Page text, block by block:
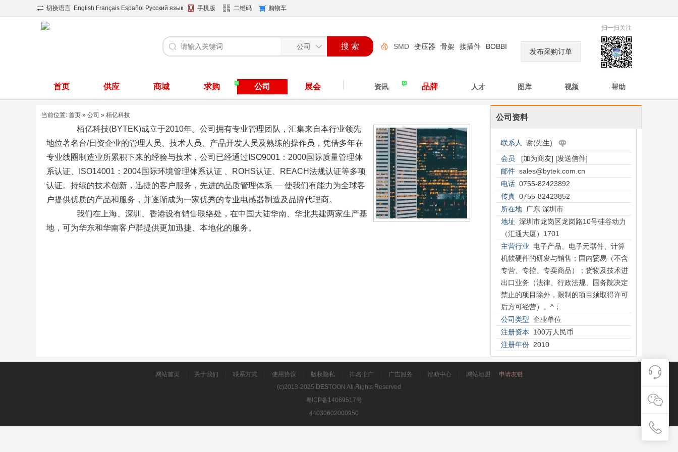
切换语言 English Français Español Русский язык 手机版 二维码 购物车
SMD 变压器 骨架 接插件 BOBBI
发布采购订单
扫一扫关注
首页 供应 商城 求购 公司 展会 资讯 品牌 人才 图库 视频 帮助
当前位置: 首页 » 公司 » 栢亿科技
栢亿科技(BYTEK)成立于2010年。公司拥有专业管理团队，汇集来自本行业领先
地位著名台/日资企业的管理人员、技术人员、产品开发人员及熟练的操作员，凭借多年在
专业线圈制造业所累积下来的经验与技术，公司已经通过ISO9001：2000国际质量管理体
系认证、ISO14001：2004国际环境管理体系认证 、ROHS认证、REACH法规认证等多项
认证。 持续的技术创新，迅捷的客户服务，先进的品质管理体系 — 使我们有能力为全球客
户提供优质的产品和服务，并逐渐成为一家优秀的专业电感器制造及品牌代理商。
我们在上海、深圳、香港设有销售联络处，在中国大陆华南、华北共建两家生产基
地，可为华东和华南客户群提供更加迅捷、本地化的服务。
公司资料
联系人
谢(先生)
会员
[加为商友] [发送信件]
邮件 sales@bytek.com.cn
电话 0755-82423892
传真 0755-82423852
所在地
广东 深圳市
地址 深圳市龙岗区龙岗路10号硅谷动力
（汇通大厦）1701
主营行业
电子产品、电子元器件、计算
机软硬件的研发与销售；国内贸易（不含
专营、专控、专卖商品）；货物及技术进
出口业务（法律、行政法规、国务院决定
禁止的项目除外，限制的项目须取得许可
后方可经营）。^；
公司类型 企业单位
注册资本
100万人民币
注册年份 2010
网站首页 关于我们 联系方式 使用协议 版权隐私 排名推广 广告服务 帮助中心 网站地图
申请友链
(c)2013-2025 DESTOON All Rights Reserved
粤ICP备14069517号
44030602000950